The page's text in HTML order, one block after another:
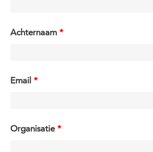
Achternaam *
Email *
Organisatie *